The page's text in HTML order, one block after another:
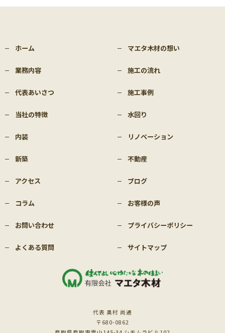
ホーム マエタ木材の想い
業務内容 施工の流れ
代表あいさつ 施工事例
当社の特徴 水回り
内装 リノベーション
新築 不動産
アクセス ブログ
コラム お客様の声
お問い合わせ プライバシーポリシー
よくある質問 サイトマップ
代表 奥村 尚通
〒680-0862